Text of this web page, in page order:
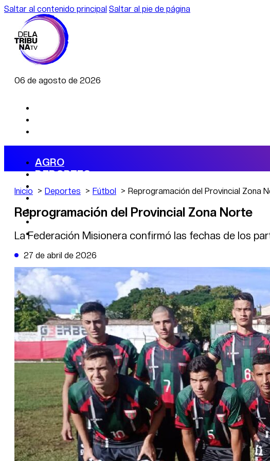
Saltar al contenido principal Saltar al pie de página
06 de agosto de 2026
AGRO
DEPORTES
ECONOMÍA
POLÍTICA
CAMBIO CLIMÁTICO
DATA FIRME
DE LA TRIBUNA TV
Inicio Deportes Fútbol Reprogramación del Provincial Zona
Reprogramación del Provincial Zona Norte
La Federación Misionera confirmó las fechas de los
27 de abril de 2026